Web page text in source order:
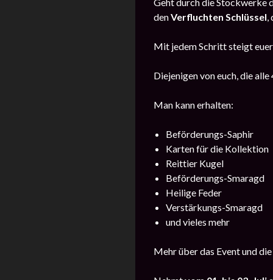
denVerfluchten Schlüssel,
Mit jedem Schritt steigt
Diejenigen von euch, die
Man kann erhalten:
Beförderungs-Saphir
Karten für die Kollektion
Reittier Kugel
Beförderungs-Smaragd
Heilige Feder
Verstärkungs-Smaragd
und vieles mehr
Mehr über das Event und